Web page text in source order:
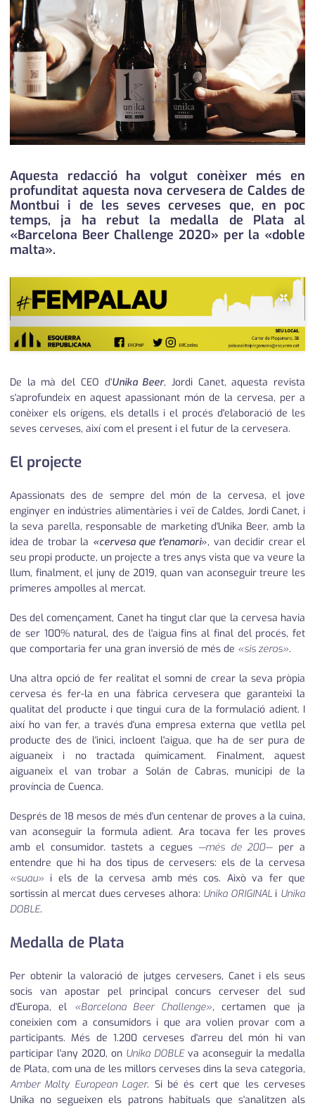
medi ambient
opinió
política
promo serveis
reportatge
serveis
societat
editorial
calendari
Aquesta redacció ha volgut conèixer més en
profunditat aquesta nova cervesera de Caldes de
Montbui i de les seves cerveses que, en poc
temps, ja ha rebut la medalla de Plata al
«Barcelona Beer Challenge 2020» per la «doble
malta».
×
De la mà del CEO d'Unika Beer, Jordi Canet, aquesta revista
s'aprofundeix en aquest apassionant món de la cervesa, per a
conèixer els orígens, els detalls i el procés d'elaboració de les
seves cerveses, així com el present i el futur de la cervesera.
El projecte
Apassionats des de sempre del món de la cervesa, el jove
enginyer en indústries alimentàries i veï de Caldes, Jordi Canet, i
la seva parella, responsable de marketing d'Unika Beer, amb la
idea de trobar la «cervesa que t'enamori», van decidir crear el
seu propi producte, un projecte a tres anys vista que va veure la
llum, finalment, el juny de 2019, quan van aconseguir treure les
primeres ampolles al mercat.
Des del començament, Canet ha tingut clar que la cervesa havia
de ser 100% natural, des de l'aigua fins al final del procés, fet
que comportaria fer una gran inversió de més de «sis zeros».
Una altra opció de fer realitat el somni de crear la seva pròpia
cervesa és fer-la en una fàbrica cervesera que garanteixi la
qualitat del producte i que tingui cura de la formulació adient. I
així ho van fer, a través d'una empresa externa que vetlla pel
producte des de l'inici, incloent l'aigua, que ha de ser pura de
aiguaneix i no tractada químicament. Finalment, aquest
aiguaneix el van trobar a Solán de Cabras, municipi de la
província de Cuenca.
Després de 18 mesos de més d'un centenar de proves a la cuina,
van aconseguir la formula adient. Ara tocava fer les proves
amb el consumidor. tastets a cegues —més de 200—per a
entendre que hi ha dos tipus de cervesers: els de la cervesa
«suau» i els de la cervesa amb més cos. Això va fer que
sortissin al mercat dues cerveses alhora: Unika ORIGINALi Unika
DOBLE.
Medalla de Plata
Per obtenir la valoració de jutges cervesers, Canet i els seus
socis van apostar pel principal concurs cerveser del sud
d'Europa, el «Barcelona Beer Challenge», certamen que ja
coneixien com a consumidors i que ara volien provar com a
participants. Més de 1.200 cerveses d'arreu del món hi van
participar l'any 2020, on Unika DOBLEva aconseguir la medalla
de Plata, com una de les millors cerveses dins la seva categoria,
Amber Malty European Lager. Si bé és cert que les cerveses
Unika no segueixen els patrons habituals que s'analitzen als